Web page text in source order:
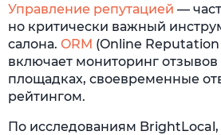
Управление репутацией —
но критически важный
салона. ORM (Online
включает мониторинг отзывов
площадках, своевременные
рейтингом.
По исследованиям BrightLocal,